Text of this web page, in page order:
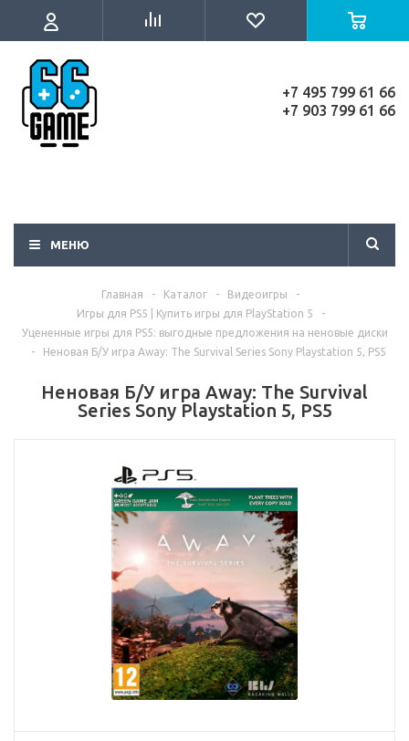
+7 495 799 61 66
+7 903 799 61 66
МЕНЮ
Главная - Каталог - Видеоигры
-
Игры для PS5 | Купить игры для PlayStation 5
-
Уцененные игры для PS5: выгодные предложения на неновые диски
-
Неновая Б/У игра Away: The Survival Series Sony Playstation 5, PS5
Неновая Б/У игра Away: The Survival
Series Sony Playstation 5, PS5